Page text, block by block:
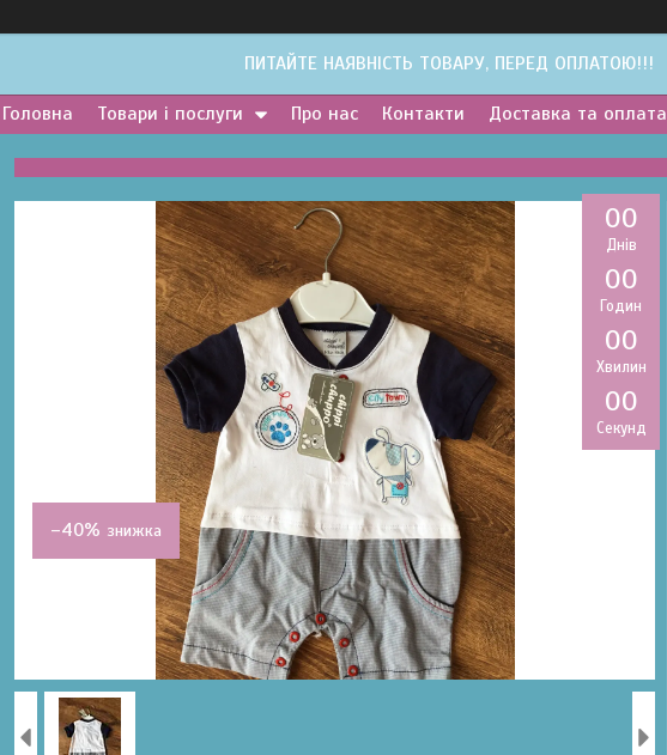
ПИТАЙТЕ НАЯВНІСТЬ ТОВАРУ, ПЕРЕД ОПЛАТОЮ!!!
Головна Товари і послуги Про нас Контакти Доставка та оплата
00
Днів
00
Годин
00
Хвилин
00
Секунд
–40%